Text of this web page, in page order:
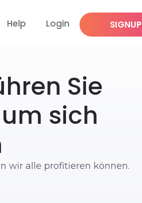
Help Login SIGNUP
Sie
sich
wir alle profitieren können.